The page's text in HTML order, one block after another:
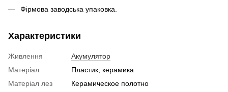
Фірмова заводська упаковка.
Характеристики
Живлення
Акумулятор
Матеріал
Пластик, керамика
Матеріал лез
Керамическое полотно